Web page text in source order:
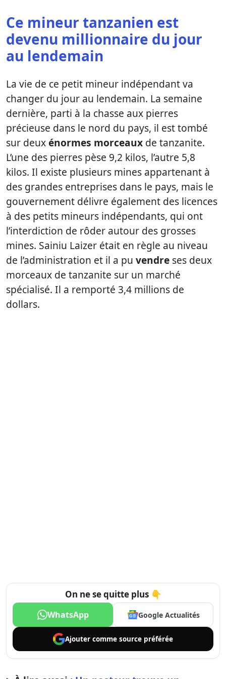
Ce mineur tanzanien est
devenu millionnaire du jour
au lendemain
La vie de ce petit mineur indépendant va
changer du jour au lendemain. La semaine
dernière, parti à la chasse aux pierres
précieuse dans le nord du pays, il est tombé
sur deuxénormes morceaux de tanzanite.
L’une des pierres pèse 9,2 kilos, l’autre 5,8
kilos. Il existe plusieurs mines appartenant à
des grandes entreprises dans le pays, mais le
gouvernement délivre également des licences
à des petits mineurs indépendants, qui ont
l’interdiction de rôder autour des grosses
mines. Sainiu Laizer était en règle au niveau
de l’administration et il a pu vendre ses deux
morceaux de tanzanite sur un marché
spécialisé. Il a remporté 3,4 millions de
dollars.
On ne se quitte plus 👇
WhatsApp Google Actualités
Ajouter comme source préférée